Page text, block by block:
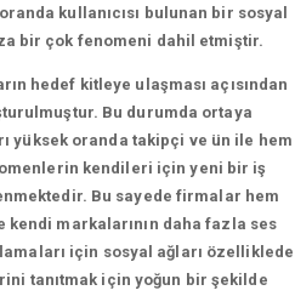
kullanıcısı bulunan bir sosyal
bir çok fenomeni dahil etmiştir.
hedef kitleye ulaşması açısından
Bu durumda ortaya
yüksek oranda takipçi ve ün ile hem
kendileri için yeni bir iş
Bu sayede firmalar hem
markalarının daha fazla ses
için sosyal ağları özelliklede
tanıtmak için yoğun bir şekilde